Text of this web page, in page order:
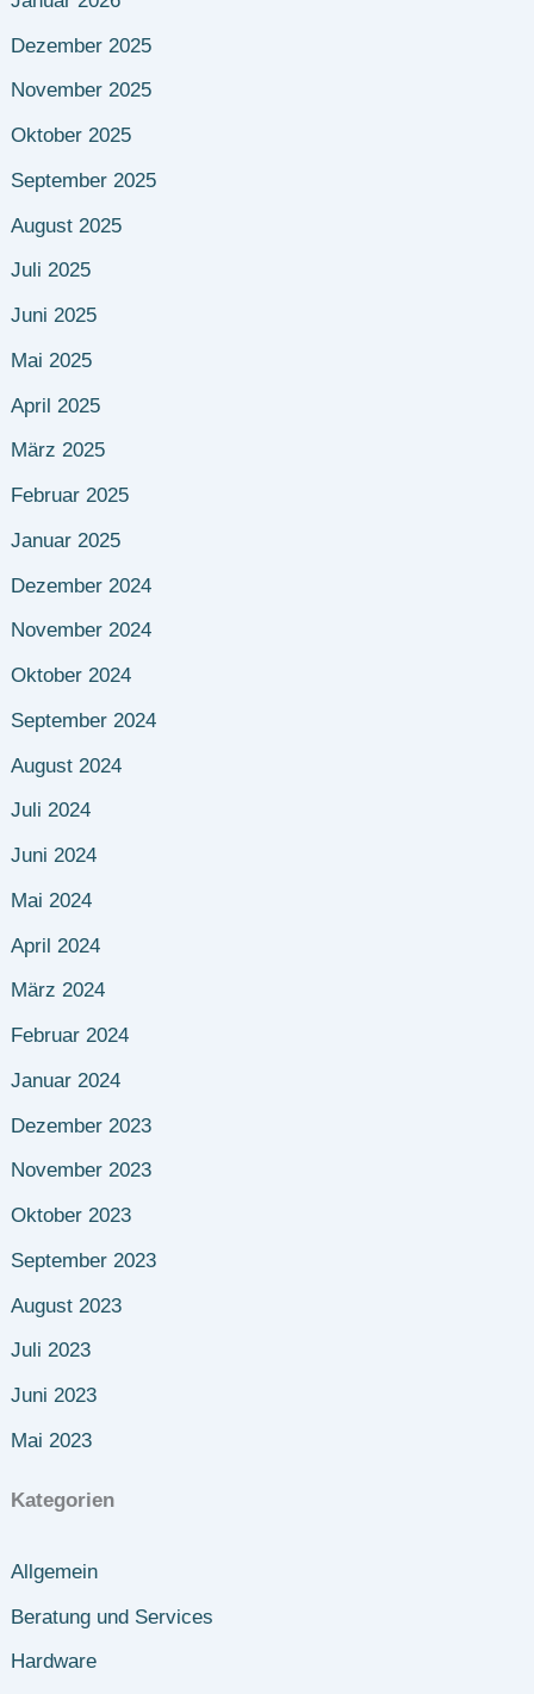
Dezember 2025
November 2025
Oktober 2025
September 2025
August 2025
Juli 2025
Juni 2025
Mai 2025
April 2025
März 2025
Februar 2025
Januar 2025
Dezember 2024
November 2024
Oktober 2024
September 2024
August 2024
Juli 2024
Juni 2024
Mai 2024
April 2024
März 2024
Februar 2024
Januar 2024
Dezember 2023
November 2023
Oktober 2023
September 2023
August 2023
Juli 2023
Juni 2023
Mai 2023
Kategorien
Allgemein
Beratung und Services
Hardware